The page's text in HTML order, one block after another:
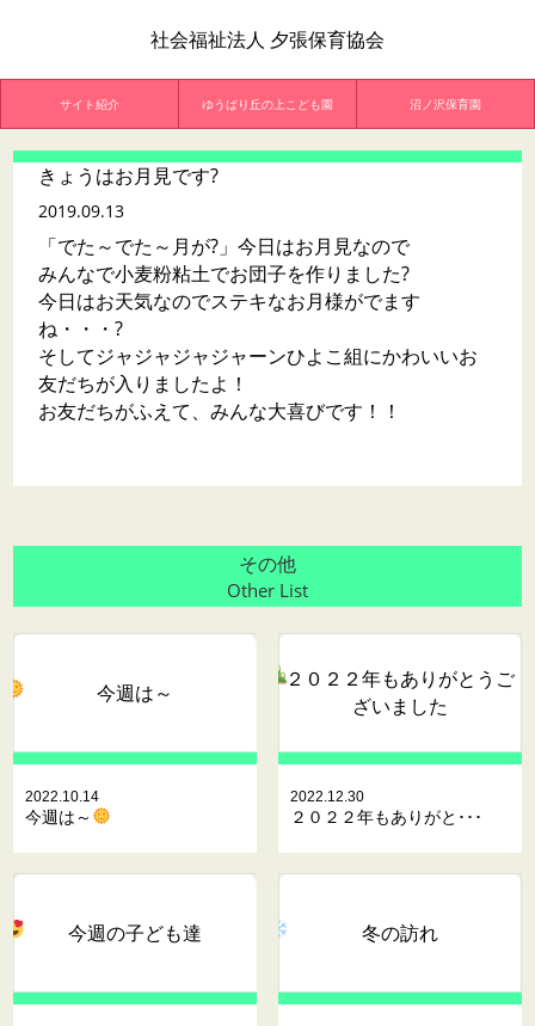
社会福祉法人 夕張保育協会
サイト紹介 ゆうばり丘の上こども園 沼ノ沢保育園
きょうはお月見です?
2019.09.13
「でた～でた～月が?」今日はお月見なので
みんなで小麦粉粘土でお団子を作りました?
今日はお天気なのでステキなお月様がでます
ね・・・?
そしてジャジャジャジャーンひよこ組にかわいいお
友だちが入りましたよ！
お友だちがふえて、みんな大喜びです！！
その他
Other List
今週は～
2022.10.14
今週は～
２０２２年もありがとうご
ざいました
2022.12.30
２０２２年もありがと･･･
今週の子ども達 冬の訪れ